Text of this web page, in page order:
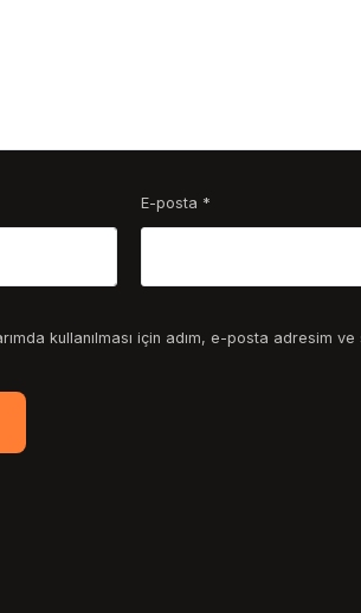
E-posta *
kullanılması için adım, e-posta adresim